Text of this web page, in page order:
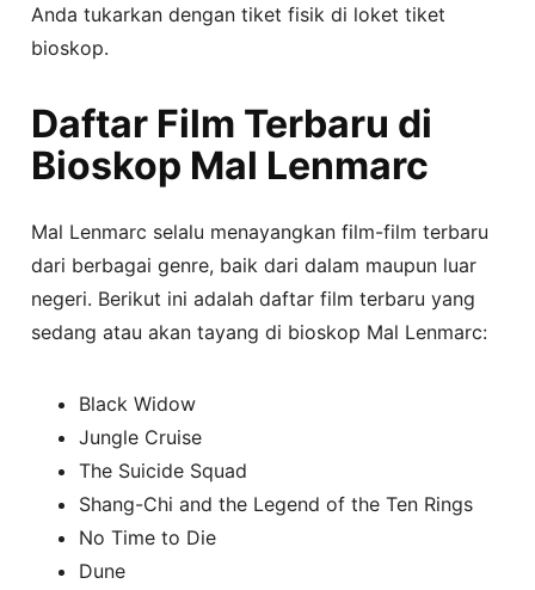
Anda tukarkan dengan tiket fisik di loket tiket
bioskop.
Daftar Film Terbaru di
Bioskop Mal Lenmarc
Mal Lenmarc selalu menayangkan film-film terbaru
dari berbagai genre, baik dari dalam maupun luar
negeri. Berikut ini adalah daftar film terbaru yang
sedang atau akan tayang di bioskop Mal Lenmarc:
Black Widow
Jungle Cruise
The Suicide Squad
Shang-Chi and the Legend of the Ten Rings
No Time to Die
Dune